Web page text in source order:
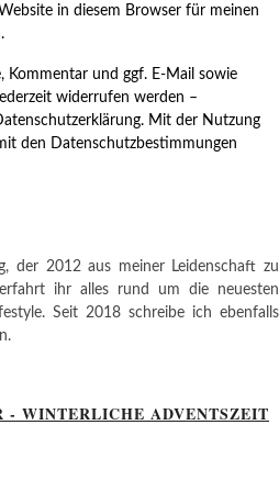
in diesem Browser für meinen
Kommentar und ggf. E-Mail sowie
widerrufen werden –
Mit der Nutzung
den Datenschutzbestimmungen
der 2012 aus meiner Leidenschaft zu
ihr alles rund um die neuesten
Seit 2018 schreibe ich ebenfalls
- WINTERLICHE ADVENTSZEIT